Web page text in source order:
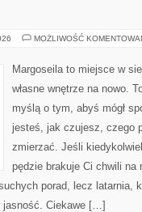
MOŻLIWOŚĆ
Margoseila to miejsce w
własne wnętrze na nowo.
myślą o tym, abyś mógł
jesteś, jak czujesz, czego
zmierzać. Jeśli
pędzie brakuje Ci chwili na
porad, lecz latarnia,
jasność. Ciekawe […]